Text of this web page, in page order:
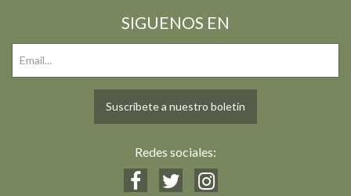
SIGUENOS EN
Suscríbete a nuestro boletín
Redes sociales: